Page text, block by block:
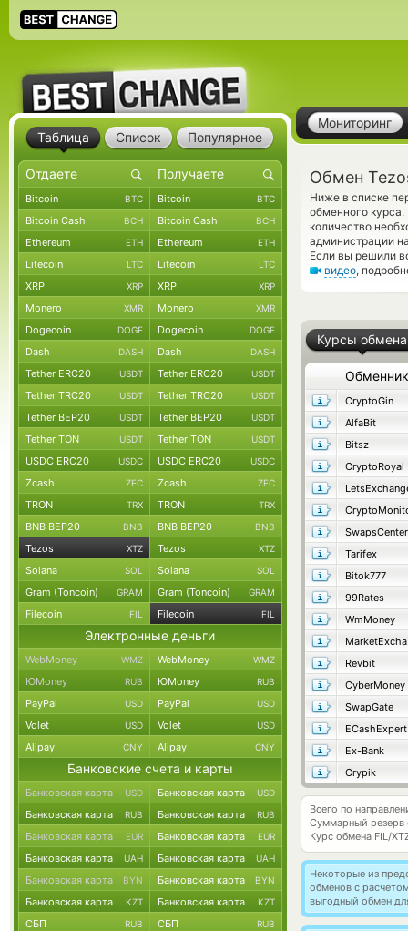
Мониторинг
Обмен
Ниже в списке
обменного
количество
администрации
Если вы решили
видео,
Курсы обмена
Обменник
CryptoGin
AlfaBit
Bitsz
CryptoRoyal
SwapsCenter
Tarifex
Bitok777
99Rates
WmMoney
Revbit
CyberMoney
SwapGate
ECashExpert
Ex-Bank
Crypik
Всего по
Суммарный резерв
Курс обмена FIL/
Некоторые из
обменов с
выгодный обмен
Таблица Список Популярное
Bitcoin BTC Bitcoin BTC
Bitcoin Cash BCH Bitcoin Cash BCH
Ethereum ETH Ethereum ETH
Litecoin LTC Litecoin LTC
XRP XRP XRP XRP
Monero XMR Monero XMR
Dogecoin DOGE Dogecoin DOGE
Dash DASH Dash DASH
Tether ERC20 USDT Tether ERC20 USDT
Tether TRC20 USDT Tether TRC20 USDT
Tether BEP20 USDT Tether BEP20 USDT
Tether TON USDT Tether TON USDT
USDC ERC20 USDC USDC ERC20 USDC
Zcash ZEC Zcash ZEC
TRON TRX TRON TRX
BNB BEP20 BNB BNB BEP20 BNB
Tezos XTZ Tezos XTZ
Solana SOL Solana SOL
Gram (Toncoin) GRAM Gram (Toncoin) GRAM
Filecoin FIL Filecoin FIL
Электронные деньги
WebMoney WMZ WebMoney WMZ
ЮMoney RUB ЮMoney RUB
PayPal USD PayPal USD
Volet USD Volet USD
Alipay CNY Alipay CNY
Банковские счета и карты
Банковская карта USD Банковская карта USD
Банковская карта RUB Банковская карта RUB
Банковская карта EUR Банковская карта EUR
Банковская карта UAH Банковская карта UAH
Банковская карта BYN Банковская карта BYN
Банковская карта KZT Банковская карта KZT
СБП RUB СБП RUB